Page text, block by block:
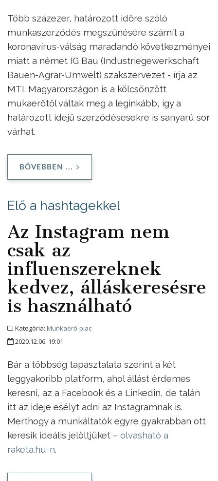
Több százezer, határozott időre szóló
munkaszerződés megszűnésére számít a
koronavírus-válság maradandó következményei
miatt a német IG Bau (Industriegewerkschaft
Bauen-Agrar-Umwelt) szakszervezet - írja az
MTI. Magyarországon is a kölcsönzött
mukaerőtől váltak meg a leginkább, így a
határozott idejű szerződésesekre is sanyarú sor
várhat.
BŐVEBBEN ...
Elő a hashtagekkel
Az Instagram nem
csak az
influenszereknek
kedvez, álláskeresésre
is használható
Kategória: Munkaerő-piac
2020.12.06. 19:01
Bár a többség tapasztalata szerint a két
leggyakoribb platform, ahol állást érdemes
keresni, az a Facebook és a Linkedin, de talán
itt az ideje esélyt adni az Instagramnak is.
Merthogy a munkáltatók egyre gyakrabban ott
keresik ideális jelöltjüket – olvasható a
raketa.hu-n.